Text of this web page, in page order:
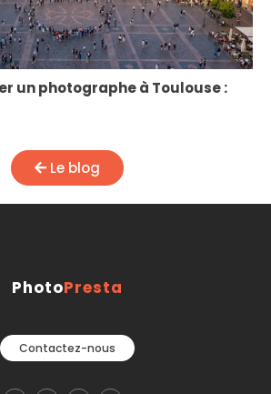
un photographe à Toulouse :
Le blog
PhotoPresta
Contactez-nous